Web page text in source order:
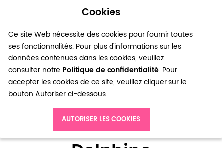
Cookies
Ce site Web nécessite des cookies pour fournir toutes
ses fonctionnalités. Pour plus d'informations sur les
données contenues dans les cookies, veuillez
consulter notre Politique de confidentialité. Pour
accepter les cookies de ce site, veuillez cliquer sur le
bouton Autoriser ci-dessous.
AUTORISER LES COOKIES
0
Blog Delphine MadeInVelanne